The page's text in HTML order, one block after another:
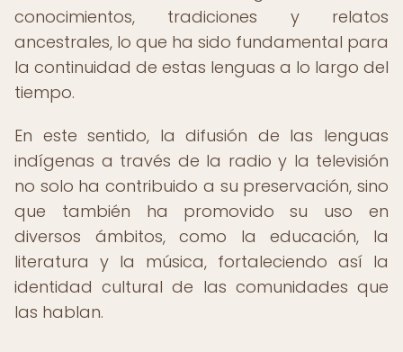
conocimientos, tradiciones y relatos
ancestrales, lo que ha sido fundamental para
la continuidad de estas lenguas a lo largo del
tiempo.
En este sentido, la difusión de las lenguas
indígenas a través de la radio y la televisión
no solo ha contribuido a su preservación, sino
que también ha promovido su uso en
diversos ámbitos, como la educación, la
literatura y la música, fortaleciendo así la
identidad cultural de las comunidades que
las hablan.